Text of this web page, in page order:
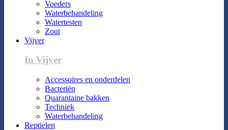
Voeders
Waterbehandeling
Watertesten
Zout
Vijver
In Vijver
Accessoires en onderdelen
Bacteriën
Quarantaine bakken
Techniek
Waterbehandeling
Reptielen